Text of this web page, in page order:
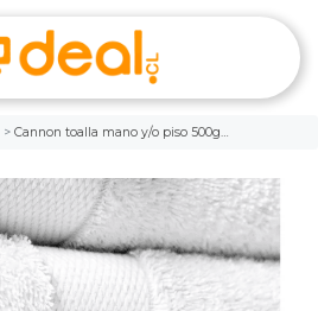
Cannon toalla mano y/o piso 500gr tocnbea01m